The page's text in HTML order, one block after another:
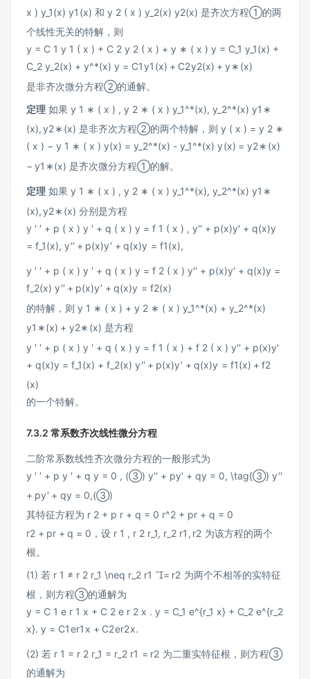
x ) y_1(x) y1 (x) 和 y 2 ( x ) y_2(x) y2(x) 是齐次方程①的两
个线性无关的特解，则
y = C 1 y 1 ( x ) + C 2 y 2 ( x ) + y ∗ ( x ) y = C_1 y_1(x) +
C_2 y_2(x) + y^*(x) y = C1y1 (x) + C2y2(x) + y ∗ (x)
是非齐次微分方程②的通解。
定理 如果 y 1 ∗ ( x ) , y 2 ∗ ( x ) y_1^*(x), y_2^*(x) y1 ∗
(x),y2∗ (x) 是非齐次方程②的两个特解，则 y ( x ) = y 2 ∗
( x ) − y 1 ∗ ( x ) y(x) = y_2^*(x) - y_1^*(x) y(x) = y2∗ (x)
− y1 ∗(x) 是齐次微分方程①的解。
定理 如果 y 1 ∗ ( x ) , y 2 ∗ ( x ) y_1^*(x), y_2^*(x) y1 ∗
(x),y2∗ (x) 分别是方程
y ′ ′ + p ( x ) y ′ + q ( x ) y = f 1 ( x ) , y'' + p(x)y' + q(x)y
= f_1(x), y′′ + p(x)y′ + q(x)y = f1(x),
y ′ ′ + p ( x ) y ′ + q ( x ) y = f 2 ( x ) y'' + p(x)y' + q(x)y =
f_2(x) y′′ + p(x)y′ + q(x)y = f2(x)
的特解，则 y 1 ∗ ( x ) + y 2 ∗ ( x ) y_1^*(x) + y_2^*(x)
y1 ∗(x) + y2∗ (x) 是方程
y ′ ′ + p ( x ) y ′ + q ( x ) y = f 1 ( x ) + f 2 ( x ) y'' + p(x)y'
+ q(x)y = f_1(x) + f_2(x) y′′ + p(x)y′ + q(x)y = f1(x) + f2
(x)
的一个特解。
7.3.2 常系数齐次线性微分方程
二阶常系数线性齐次微分方程的一般形式为
y ′ ′ + p y ′ + q y = 0 , (③) y'' + py' + qy = 0, \tag{③} y′′
+ py′ + qy = 0,(③)
其特征方程为 r 2 + p r + q = 0 r^2 + pr + q = 0
r2 + pr + q = 0 ，设 r 1 , r 2 r_1, r_2 r1 , r2 为该方程的两个
根。
(1) 若 r 1 ≠ r 2 r_1 \neq r_2 r1 = r2 为两个不相等的实特征
根，则方程③的通解为
y = C 1 e r 1 x + C 2 e r 2 x . y = C_1 e^{r_1 x} + C_2 e^{r_2
x}. y = C1er1 x + C2er2x.
(2) 若 r 1 = r 2 r_1 = r_2 r1 = r2 为二重实特征根，则方程③
的通解为